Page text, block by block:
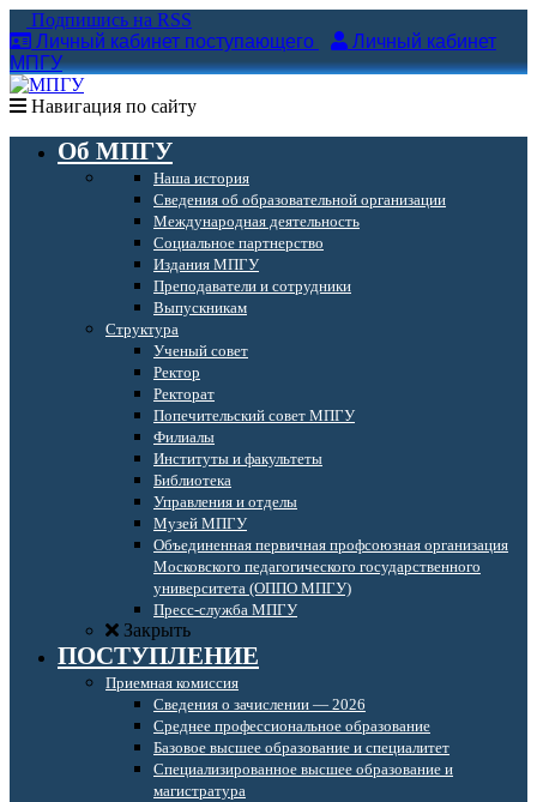
Подпишись на RSS
Личный кабинет поступающего
Личный кабинет
МПГУ
Навигация по сайту
Об МПГУ
Наша история
Сведения об образовательной организации
Международная деятельность
Социальное партнерство
Издания МПГУ
Преподаватели и сотрудники
Выпускникам
Структура
Ученый совет
Ректор
Ректорат
Попечительский совет МПГУ
Филиалы
Институты и факультеты
Библиотека
Управления и отделы
Музей МПГУ
Объединенная первичная профсоюзная организация
Московского педагогического государственного
университета (ОППО МПГУ)
Пресс-служба МПГУ
Закрыть
ПОСТУПЛЕНИЕ
Приемная комиссия
Сведения о зачислении — 2026
Среднее профессиональное образование
Базовое высшее образование и специалитет
Специализированное высшее образование и
магистратура